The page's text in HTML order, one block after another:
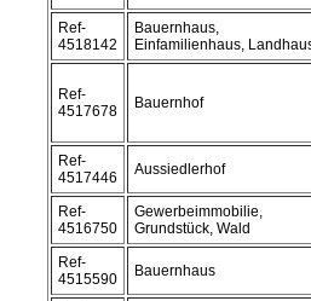
Ref-
4518142
Bauernhaus,
Einfamilienhaus,
Ref-
4517678
Bauernhof
Ref-
4517446
Aussiedlerhof
Ref-
4516750
Gewerbeimmobilie,
Grundstück, Wald
Ref-
4515590
Bauernhaus